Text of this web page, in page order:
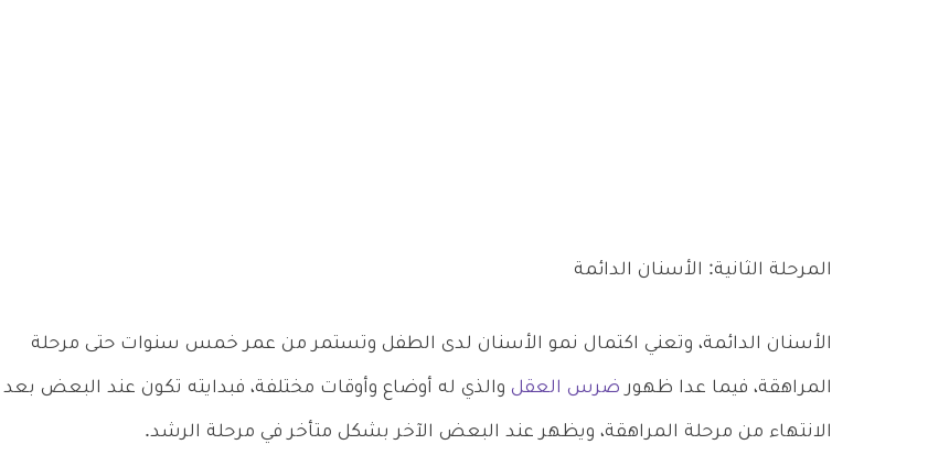
المرحلة الثانية: الأسنان الدائمة
الأسنان الدائمة، وتعني اكتمال نمو الأسنان لدى الطفل وتستمر من عمر خمس سنوات حتى مرحلة
المراهقة، فيما عدا ظهور ضرس العقل والذي له أوضاع وأوقات مختلفة، فبدايته تكون عند البعض بعد
الانتهاء من مرحلة المراهقة، ويظهر عند البعض الآخر بشكل متأخر في مرحلة الرشد.